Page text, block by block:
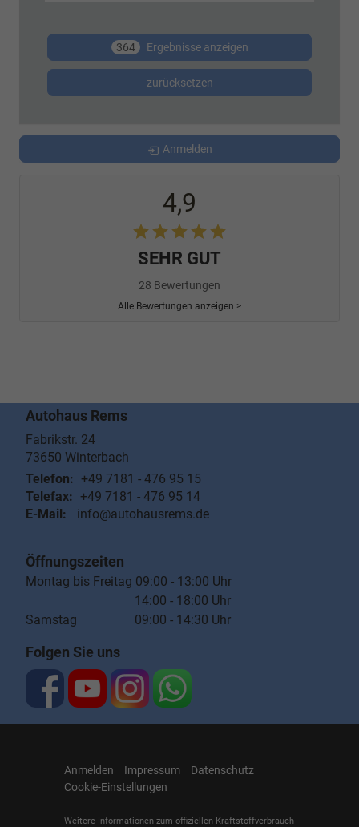
364 Ergebnisse anzeigen
zurücksetzen
Anmelden
4,9
SEHR GUT
28 Bewertungen
Alle Bewertungen anzeigen >
Autohaus Rems
Fabrikstr. 24
73650 Winterbach
Telefon: +49 7181 - 476 95 15
Telefax: +49 7181 - 476 95 14
E-Mail:
info@autohausrems.de
Öffnungszeiten
Montag bis Freitag 09:00 - 13:00 Uhr
14:00 - 18:00 Uhr
Samstag 09:00 - 14:30 Uhr
Folgen Sie uns
Anmelden Impressum
Datenschutz
Cookie-Einstellungen
Weitere Informationen zum offiziellen Kraftstoffverbrauch